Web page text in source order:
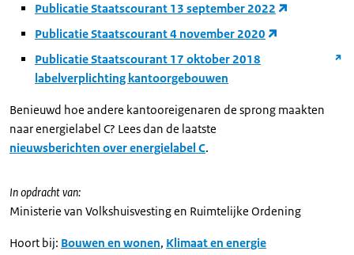
Publicatie Staatscourant 13 september 2022
Publicatie Staatscourant 4 november 2020
Publicatie Staatscourant 17 oktober 2018
labelverplichting kantoorgebouwen
Benieuwd hoe andere kantooreigenaren de sprong maakten
naar energielabel C? Lees dan de laatste
nieuwsberichten over energielabel C.
In opdracht van:
Ministerie van Volkshuisvesting en Ruimtelijke Ordening
Hoort bij: Bouwen en wonen, Klimaat en energie